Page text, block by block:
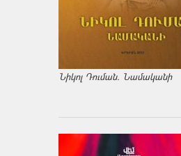
Նիկոլ Դուման. Նամականի